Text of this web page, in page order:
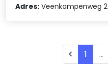
Adres: Veenkampenweg 2
1 ...